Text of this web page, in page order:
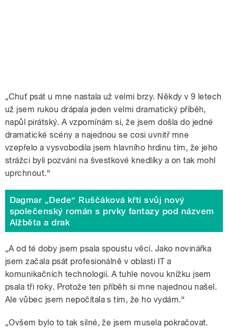
„Chuť psát u mne nastala už velmi brzy. Někdy v 9 letech
už jsem rukou drápala jeden velmi dramatický příběh,
napůl pirátský. A vzpomínám si, že jsem došla do jedné
dramatické scény a najednou se cosi uvnitř mne
vzepřelo a vysvobodila jsem hlavního hrdinu tím, že jeho
strážci byli pozváni na švestkové knedlíky a on tak mohl
uprchnout.“
Dagmar „Dede“ Ruščáková křtí svůj nový
společenský román s prvky fantazy pod názvem
Alžběta a drak
„A od té doby jsem psala spoustu věcí. Jako novinářka
jsem začala psát profesionálně v oblasti IT a
komunikačních technologií. A tuhle novou knížku jsem
psala tři roky. Protože ten příběh si mne najednou našel.
Ale vůbec jsem nepočítala s tím, že ho vydám.“
„Ovšem bylo to tak silné, že jsem musela pokračovat.